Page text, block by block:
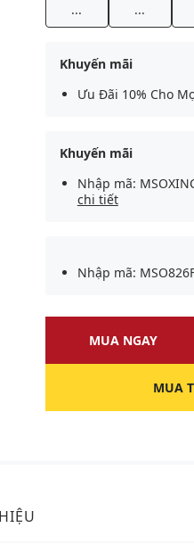
... ...
Khuyến mãi
Ưu Đãi 10% Cho
Khuyến mãi
Nhập mã:
chi tiết
Nhập mã:
MUA NGAY
MUA